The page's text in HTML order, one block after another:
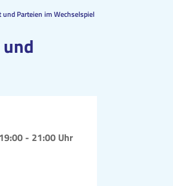
und Parteien im Wechselspiel
19:00 - 21:00 Uhr